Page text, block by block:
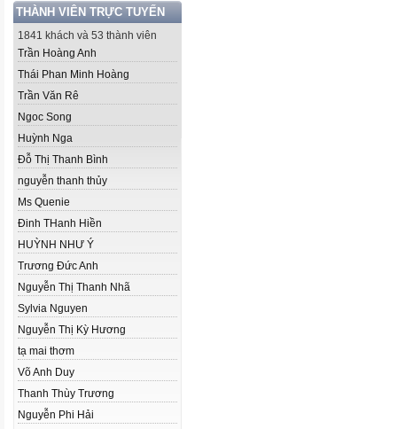
THÀNH VIÊN TRỰC TUYẾN
1841 khách và 53 thành viên
Trần Hoàng Anh
Thái Phan Minh Hoàng
Trần Văn Rê
Ngoc Song
Huỳnh Nga
Đỗ Thị Thanh Bình
nguyễn thanh thủy
Ms Quenie
Đinh THanh Hiền
HUỲNH NHƯ Ý
Trương Đức Anh
Nguyễn Thị Thanh Nhã
Sylvia Nguyen
Nguyễn Thị Kỳ Hương
tạ mai thơm
Võ Anh Duy
Thanh Thùy Trương
Nguyễn Phi Hải